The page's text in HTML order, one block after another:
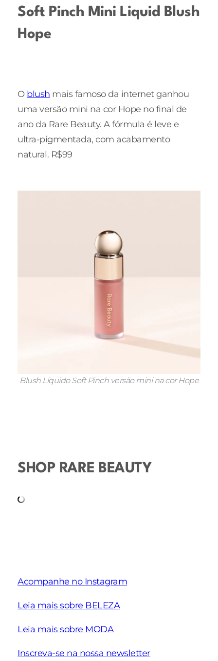
Soft Pinch Mini Liquid Blush
Hope
O blush mais famoso da internet ganhou
uma versão mini na cor Hope no final de
ano da Rare Beauty. A fórmula é leve e
ultra-pigmentada, com acabamento
natural. R$99
Blush Líquido Soft Pinch versão mini na cor Hope
SHOP RARE BEAUTY
Acompanhe no Instagram
Leia mais sobre BELEZA
Leia mais sobre MODA
Inscreva-se na nossa newsletter